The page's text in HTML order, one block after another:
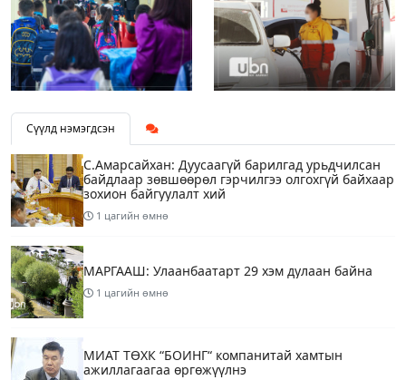
Сүүлд нэмэгдсэн
С.Амарсайхан: Дуусаагүй барилгад урьдчилсан
байдлаар зөвшөөрөл гэрчилгээ олгохгүй байхаар
зохион байгуулалт хий
1 цагийн өмнө
МАРГААШ: Улаанбаатарт 29 хэм дулаан байна
1 цагийн өмнө
МИАТ ТӨХК “БОИНГ“ компанитай хамтын
ажиллагаагаа өргөжүүлнэ